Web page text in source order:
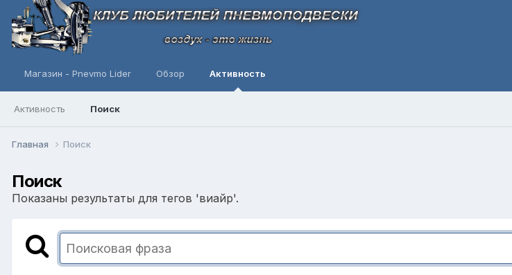
Магазин - Pnevmo Lider Обзор Активность
Активность Поиск
Главная Поиск
Поиск
Показаны результаты для тегов 'виайр'.